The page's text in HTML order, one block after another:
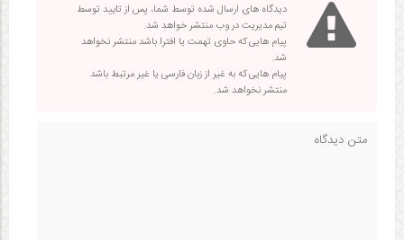
دیدگاه های ارسال شده توسط شما، پس از تایید توسط
تیم مدیریت در وب منتشر خواهد شد.
پیام هایی که حاوی تهمت یا افترا باشد منتشر نخواهد
شد.
پیام هایی که به غیر از زبان فارسی یا غیر مرتبط باشد
منتشر نخواهد شد.